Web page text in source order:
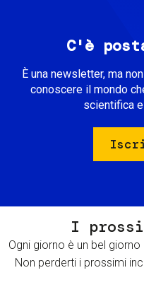
C'è
È una newsletter, ma
conoscere il mondo
scientifica
I
Ogni giorno è un bel
Non perderti i prossimi